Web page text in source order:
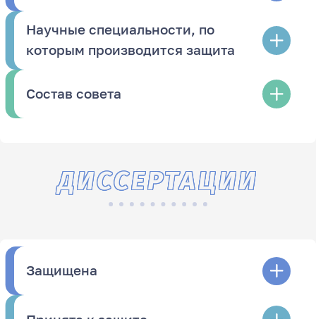
Научные специальности, по
которым производится защита
Состав совета
ДИССЕРТАЦИИ
Защищена